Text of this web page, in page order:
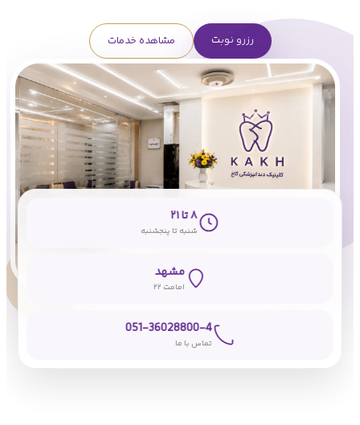
رزرو نوبت مشاهده خدمات
۸ تا ۲۱
شنبه تا پنجشنبه
مشهد
امامت ۲۲
051-36028800-4
تماس با ما